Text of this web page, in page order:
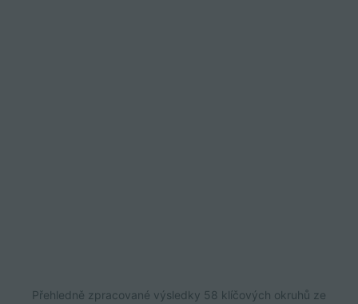
Přehledně zpracované výsledky 58 klíčových okruhů ze